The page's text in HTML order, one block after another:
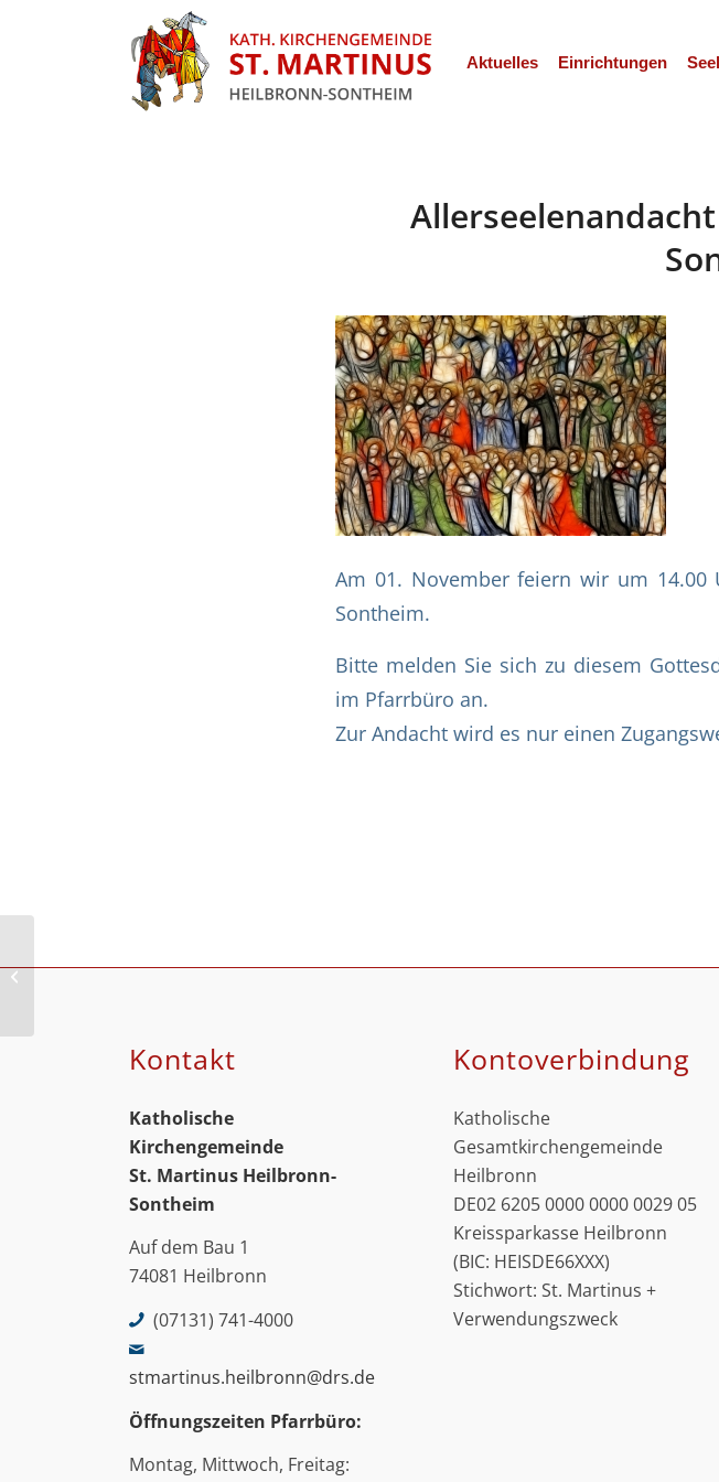
Aktuelles Einrichtungen
Am 01. November feiern wir um 14.00
Sontheim.
Bitte melden Sie sich zu diesem
im Pfarrbüro an.
Zur Andacht wird es nur einen
Kontakt
Katholische
Kirchengemeinde
St. Martinus Heilbronn-
Sontheim
Auf dem Bau 1
74081 Heilbronn
(07131) 741-4000
stmartinus.heilbronn@drs.de
Öffnungszeiten Pfarrbüro:
Montag, Mittwoch, Freitag:
Kontoverbindung
Katholische
Gesamtkirchengemeinde
Heilbronn
DE02 6205 0000 0000 0029 05
Kreissparkasse Heilbronn
(BIC: HEISDE66XXX)
Stichwort: St. Martinus +
Verwendungszweck
kirchliche